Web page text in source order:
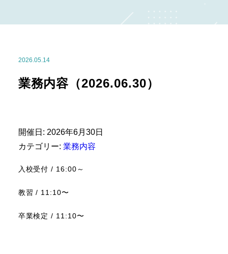
2026.05.14
業務内容（2026.06.30）
開催日: 2026年6月30日
カテゴリー: 業務内容
入校受付 / 16:00～
教習 / 11:10〜
卒業検定 / 11:10〜